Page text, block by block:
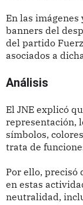
En las
banners del
del partido
asociados a
Análisis
El JNE explicó
representación,
símbolos,
trata de
Por ello, precisó
en estas
neutralidad,